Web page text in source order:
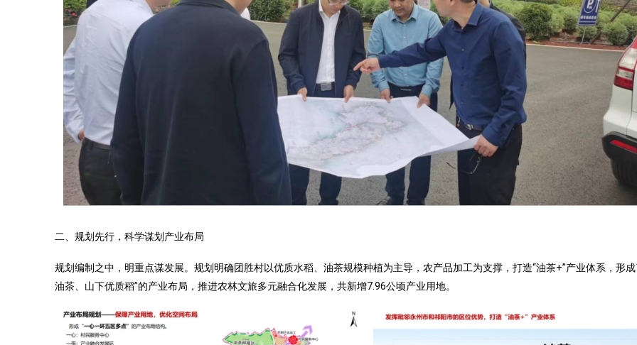
二、规划先行，科学谋划产业布局
规划编制之中，明重点谋发展。规划明确团胜村以优质水稻、油茶规模种植为主导，农产品加工为支撑，打造“油茶+”产业体系，形成
油茶、山下优质稻”的产业布局，推进农林文旅多元融合化发展，共新增7.96公顷产业用地。